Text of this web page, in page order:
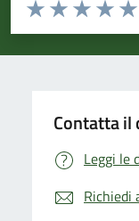
Valuta
Valuta 3
Valuta 2 stelle
Valuta 1 stelle su 5
Contatta il
Leggi le
Richiedi